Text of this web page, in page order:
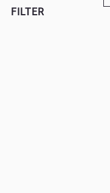
FILTER